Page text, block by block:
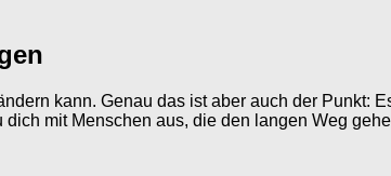
kann. Genau das ist aber auch der Punkt:
mit Menschen aus, die den langen Weg